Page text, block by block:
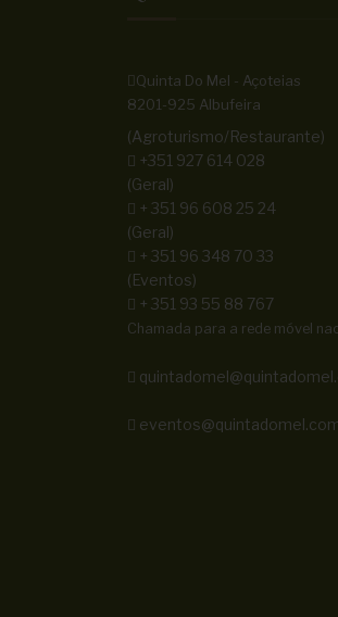
Quinta Do Mel - Açoteias
8201-925 Albufeira
(Agroturismo/Restaurante)
+351 927 614 028
(Geral)
+ 351 96 608 25 24
(Geral)
+ 351 96 348 70 33
(Eventos)
+ 351 93 55 88 767
Chamada para a rede móvel